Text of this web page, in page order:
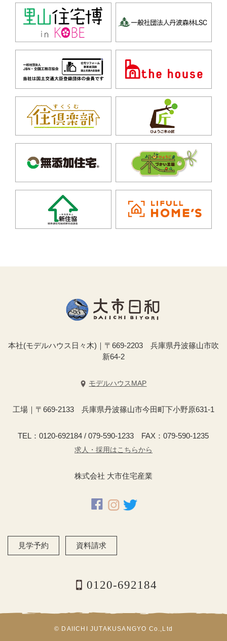
本社(モデルハウス日々木)｜〒669-2203 兵庫県丹波篠山市吹
新64-2
モデルハウスMAP
工場｜〒669-2133 兵庫県丹波篠山市今田町下小野原631-1
TEL：0120-692184 / 079-590-1233 FAX：079-590-1235
求人・採用はこちらから
株式会社 大市住宅産業
見学予約 資料請求
0120-692184
© DAIICHI JUTAKUSANGYO Co.,Ltd